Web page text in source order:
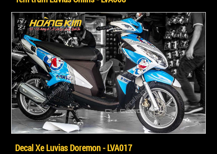
Decal Xe Luvias Doremon - LVA017